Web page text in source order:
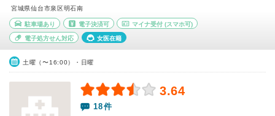
宮城県仙台市泉区明石南
駐車場あり 電子決済可 マイナ受付 (スマホ可)
電子処方せん対応 女医在籍
土曜（〜16:00）・日曜
3.64
18件